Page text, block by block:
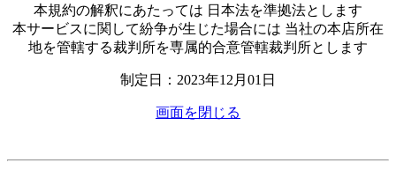
本規約の解釈にあたっては 日本法を準拠法とします
本サービスに関して紛争が生じた場合には 当社の本店所在
地を管轄する裁判所を専属的合意管轄裁判所とします
制定日：2023年12月01日
画面を閉じる